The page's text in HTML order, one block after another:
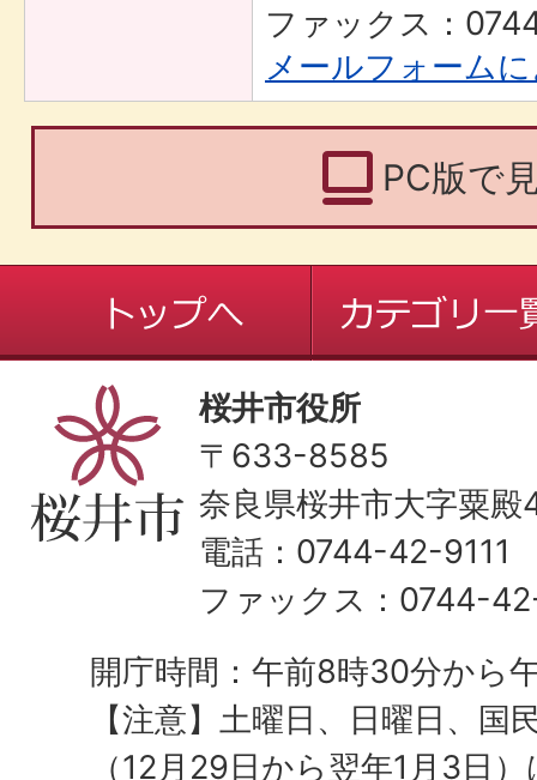
ファックス：
メールフォーム
PC版で
桜井市役所
〒633-8585
奈良県桜井市大字粟
電話：0744-42-9111
ファックス：0744-
開庁時間：午前8時30分から
【注意】土曜日、日曜日、国
（12月29日から翌年1月3日